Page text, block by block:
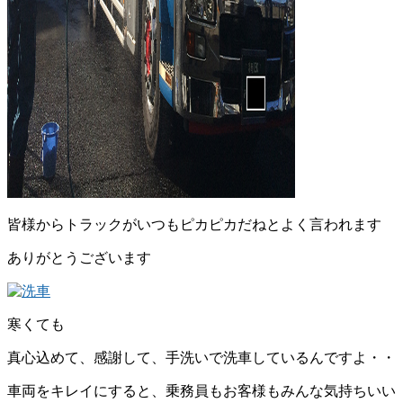
皆様からトラックがいつもピカピカだねとよく言われます
ありがとうございます
寒くても
真心込めて、感謝して、手洗いで洗車しているんですよ・・
車両をキレイにすると、乗務員もお客様もみんな気持ちいい